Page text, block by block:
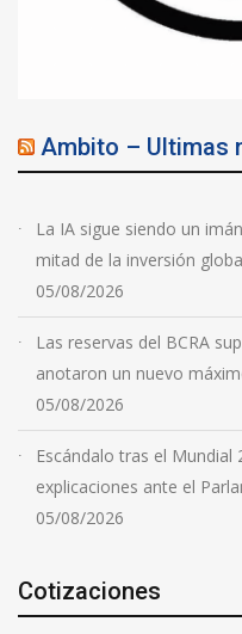
Ambito – Ultimas
La IA sigue siendo un
mitad de la inversión
05/08/2026
Las reservas del BCRA
anotaron un nuevo
05/08/2026
Escándalo tras el
explicaciones ante el
05/08/2026
Cotizaciones